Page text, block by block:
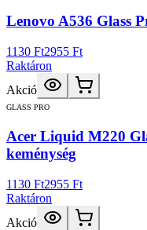
Lenovo A536 Glass
1130 Ft2955 Ft
Raktáron
Akció
GLASS PRO
Acer Liquid M220
keménység
1130 Ft2955 Ft
Raktáron
Akció